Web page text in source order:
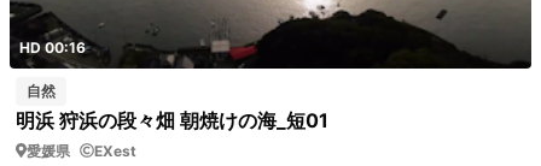
HD 00:16
自然
明浜 狩浜の段々畑 朝焼けの海_短01
愛媛県 EXest